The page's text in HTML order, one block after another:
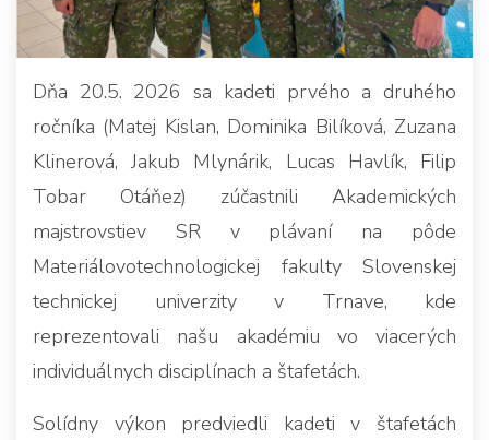
Dňa 20.5. 2026 sa kadeti prvého a druhého
ročníka (Matej Kislan, Dominika Bilíková, Zuzana
Klinerová, Jakub Mlynárik, Lucas Havlík, Filip
Tobar Otáňez) zúčastnili Akademických
majstrovstiev SR v plávaní na pôde
Materiálovotechnologickej fakulty Slovenskej
technickej univerzity v Trnave, kde
reprezentovali našu akadémiu vo viacerých
individuálnych disciplínach a štafetách.
Solídny výkon predviedli kadeti v štafetách